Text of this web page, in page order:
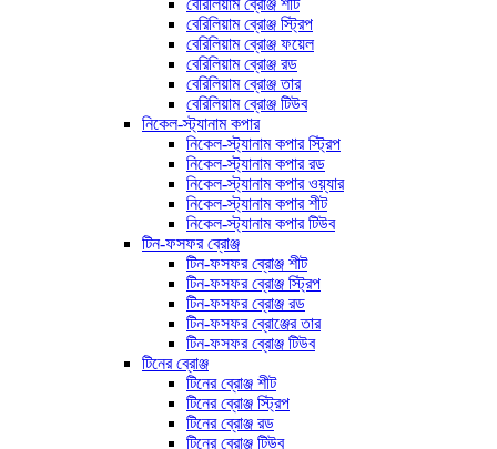
বেরিলিয়াম ব্রোঞ্জ শীট
বেরিলিয়াম ব্রোঞ্জ স্ট্রিপ
বেরিলিয়াম ব্রোঞ্জ ফয়েল
বেরিলিয়াম ব্রোঞ্জ রড
বেরিলিয়াম ব্রোঞ্জ তার
বেরিলিয়াম ব্রোঞ্জ টিউব
নিকেল-স্ট্যানাম কপার
নিকেল-স্ট্যানাম কপার স্ট্রিপ
নিকেল-স্ট্যানাম কপার রড
নিকেল-স্ট্যানাম কপার ওয়্যার
নিকেল-স্ট্যানাম কপার শীট
নিকেল-স্ট্যানাম কপার টিউব
টিন-ফসফর ব্রোঞ্জ
টিন-ফসফর ব্রোঞ্জ শীট
টিন-ফসফর ব্রোঞ্জ স্ট্রিপ
টিন-ফসফর ব্রোঞ্জ রড
টিন-ফসফর ব্রোঞ্জের তার
টিন-ফসফর ব্রোঞ্জ টিউব
টিনের ব্রোঞ্জ
টিনের ব্রোঞ্জ শীট
টিনের ব্রোঞ্জ স্ট্রিপ
টিনের ব্রোঞ্জ রড
টিনের ব্রোঞ্জ টিউব